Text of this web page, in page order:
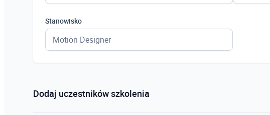
Stanowisko
Dodaj uczestników szkolenia